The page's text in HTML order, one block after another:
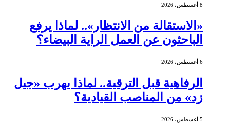
8 أغسطس، 2026
«الاستقالة من الانتظار».. لماذا يرفع
الباحثون عن العمل الراية البيضاء؟
6 أغسطس، 2026
الرفاهية قبل الترقية.. لماذا يهرب «جيل
زد» من المناصب القيادية؟
5 أغسطس، 2026